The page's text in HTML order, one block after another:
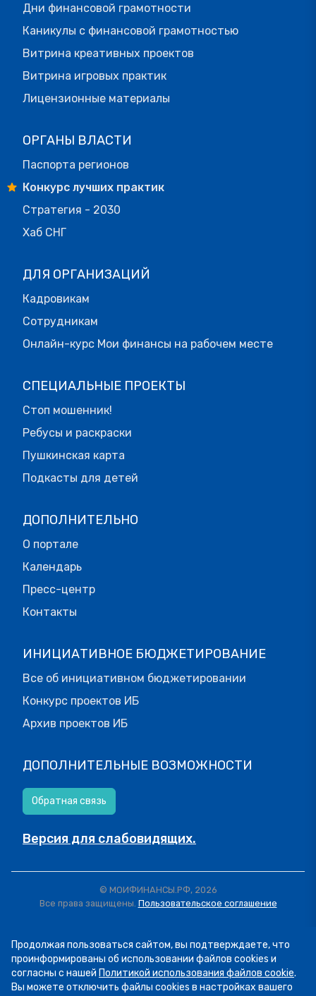
Дни финансовой грамотности
Каникулы с финансовой грамотностью
Витрина креативных проектов
Витрина игровых практик
Лицензионные материалы
ОРГАНЫ ВЛАСТИ
Паспорта регионов
Конкурс лучших практик
Стратегия - 2030
Хаб СНГ
ДЛЯ ОРГАНИЗАЦИЙ
Кадровикам
Сотрудникам
Онлайн-курс Мои финансы на рабочем месте
СПЕЦИАЛЬНЫЕ ПРОЕКТЫ
Стоп мошенник!
Ребусы и раскраски
Пушкинская карта
Подкасты для детей
ДОПОЛНИТЕЛЬНО
О портале
Календарь
Пресс-центр
Контакты
ИНИЦИАТИВНОЕ БЮДЖЕТИРОВАНИЕ
Все об инициативном бюджетировании
Конкурс проектов ИБ
Архив проектов ИБ
ДОПОЛНИТЕЛЬНЫЕ ВОЗМОЖНОСТИ
Обратная связь
Версия для слабовидящих.
© МОИФИНАНСЫ.РФ, 2026
Все права защищены. Пользовательское соглашение
Продолжая пользоваться сайтом, вы подтверждаете, что
проинформированы об использовании файлов cookies и
согласны с нашей Политикой использования файлов cookie.
Вы можете отключить файлы cookies в настройках вашего